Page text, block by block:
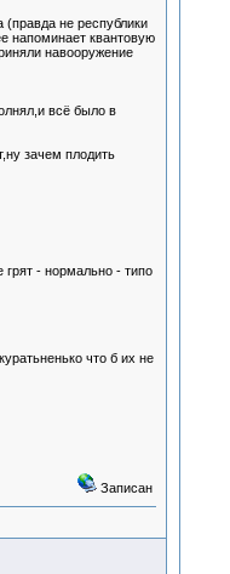
не республики
напоминает квантовую
навооружение
всё было в
зачем плодить
грят - нормально - типо
что б их не
Записан